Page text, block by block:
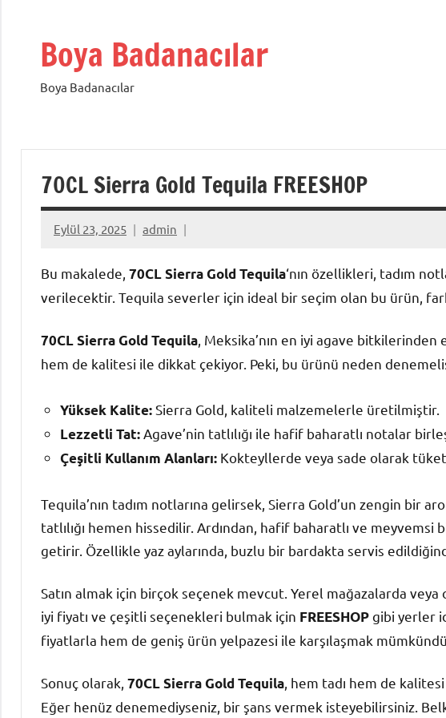
Boya Badanacılar
Boya Badanacılar
70CL Sierra Gold Tequila FREESHOP
Eylül 23, 2025 admin
Bu makalede, 70CL Sierra Gold Tequila‘nın özellikleri, tadım
verilecektir. Tequila severler için ideal bir seçim olan bu ürün,
70CL Sierra Gold Tequila , Meksika’nın en iyi agave
hem de kalitesi ile dikkat çekiyor. Peki, bu ürünü neden
Yüksek Kalite:Sierra Gold, kaliteli malzemelerle üretilmiştir.
Lezzetli Tat: Agave’nin tatlılığı ile hafif baharatlı notalar
Çeşitli Kullanım Alanları: Kokteyllerde veya sade olarak
Tequila’nın tadım notlarına gelirsek, Sierra Gold’un zengin bir
tatlılığı hemen hissedilir. Ardından, hafif baharatlı ve
getirir. Özellikle yaz aylarında, buzlu bir bardakta servis
Satın almak için birçok seçenek mevcut. Yerel mağazalarda
iyi fiyatı ve çeşitli seçenekleri bulmak için FREESHOPgibi yerler
fiyatlarla hem de geniş ürün yelpazesi ile karşılaşmak
Sonuç olarak, 70CL Sierra Gold Tequila , hem tadı hem de
Eğer henüz denemediyseniz, bir şans vermek isteyebilirsiniz.